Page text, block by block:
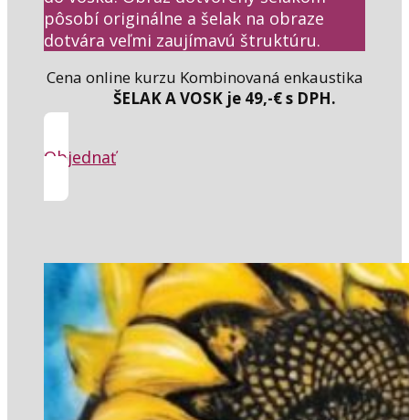
pôsobí originálne a šelak na obraze
dotvára veľmi zaujímavú štruktúru.
Cena online kurzu Kombinovaná enkaustika
ŠELAK A VOSK je 49,-€ s DPH.
Objednať